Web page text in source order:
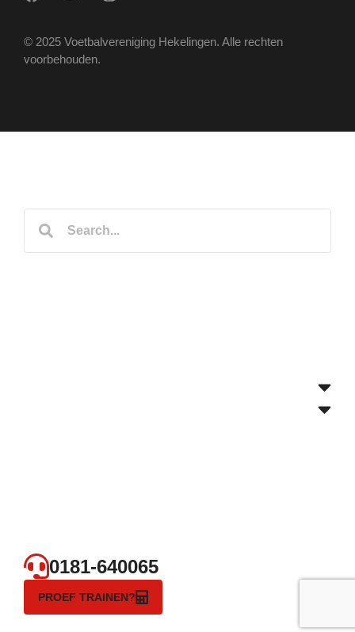
© 2025 Voetbalvereniging Hekelingen. Alle rechten
voorbehouden.
0181-640065
PROEF TRAINEN?